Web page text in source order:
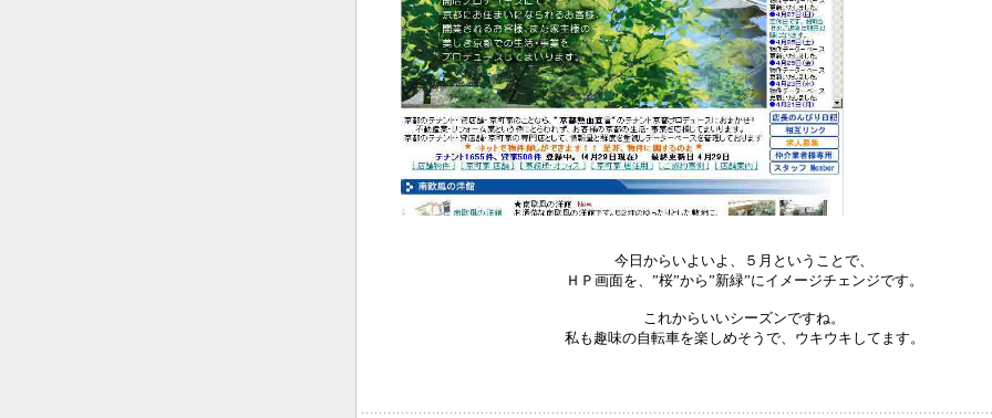
今日からいよいよ、５月ということで、
ＨＰ画面を、”桜”から”新緑”にイメージチェンジです。
これからいいシーズンですね。
私も趣味の自転車を楽しめそうで、ウキウキしてます。